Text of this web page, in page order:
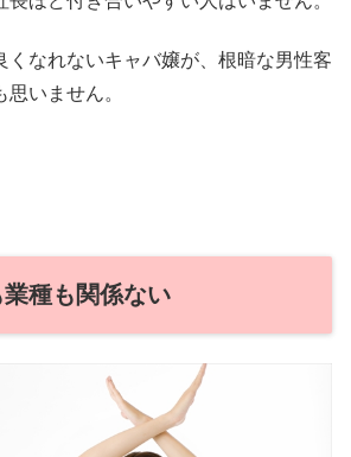
くなれないキャバ嬢が、根暗な男性客
いません。
種も関係ない